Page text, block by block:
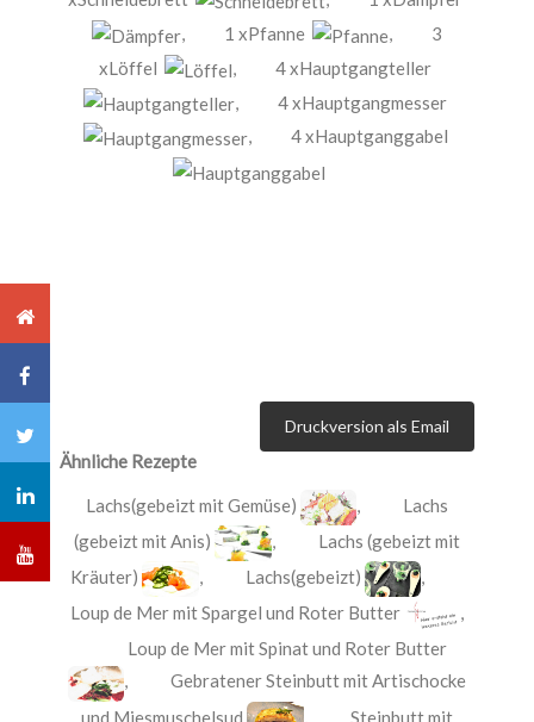
,
1 xPfanne ,
3
xLöffel
,
4 xHauptgangteller
4 xHauptgangmesser
,
4 xHauptganggabel
Druckversion als Email
Ähnliche Rezepte
Lachs(gebeizt mit Gemüse) , Lachs
(gebeizt mit Anis)
, Lachs (gebeizt mit
Kräuter)
, Lachs(gebeizt)
,
Loup de Mer mit Spargel und Roter Butter
,
Loup de Mer mit Spinat und Roter Butter
,Gebratener Steinbutt mit Artischocke
und Miesmuschelsud
, Steinbutt mit